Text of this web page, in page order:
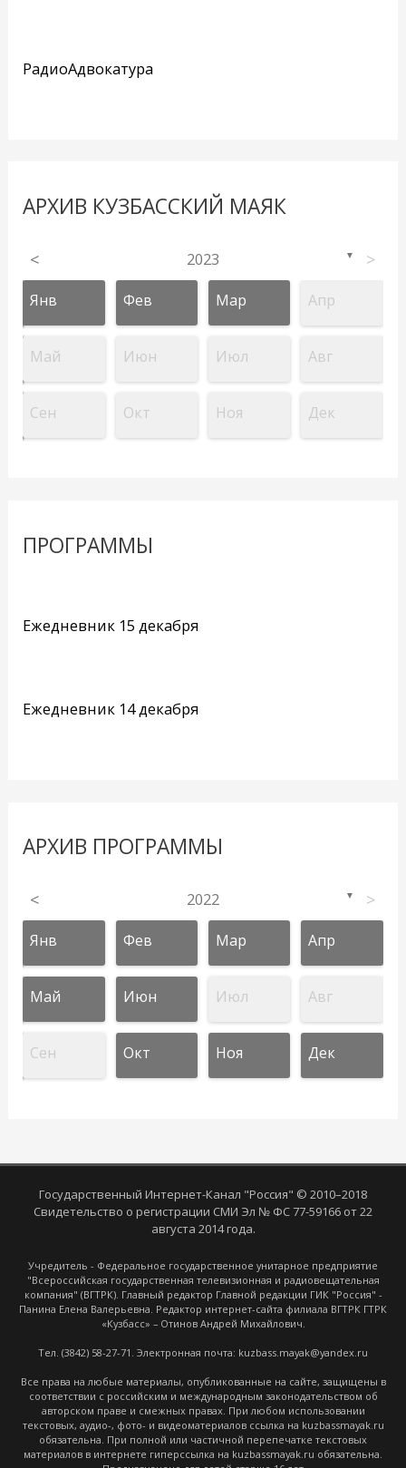
РадиоАдвокатура
АРХИВ КУЗБАССКИЙ МАЯК
< 2023 ▼ >
Янв Фев Мар Апр
Май Июн Июл Авг
Сен Окт Ноя Дек
ПРОГРАММЫ
Ежедневник 15 декабря
Ежедневник 14 декабря
АРХИВ ПРОГРАММЫ
< 2022 ▼ >
Янв Фев Мар Апр
Май Июн Июл Авг
Сен Окт Ноя Дек
Государственный Интернет-Канал "Россия" © 2010–2018
Свидетельство о регистрации СМИ Эл № ФС 77-59166 от 22
августа 2014 года.
Учредитель - Федеральное государственное унитарное предприятие
"Всероссийская государственная телевизионная и радиовещательная
компания" (ВГТРК). Главный редактор Главной редакции ГИК "Россия" -
Панина Елена Валерьевна. Редактор интернет-сайта филиала ВГТРК ГТРК
«Кузбасс» – Отинов Андрей Михайлович.
Тел. (3842) 58-27-71. Электронная почта: kuzbass.mayak@yandex.ru
Все права на любые материалы, опубликованные на сайте, защищены в
соответствии с российским и международным законодательством об
авторском праве и смежных правах. При любом использовании
текстовых, аудио-, фото- и видеоматериалов ссылка на kuzbassmayak.ru
обязательна. При полной или частичной перепечатке текстовых
материалов в интернете гиперссылка на kuzbassmayak.ru обязательна.